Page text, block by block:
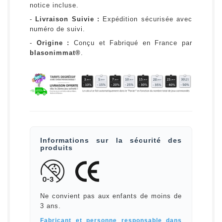
notice incluse.
- Livraison Suivie :
Expédition sécurisée avec
numéro de suivi.
- Origine :
Conçu et Fabriqué en France par
blasonimmat®.
Informations sur la sécurité des
produits
Ne convient pas aux enfants de moins de
3 ans.
Fabricant et personne responsable dans